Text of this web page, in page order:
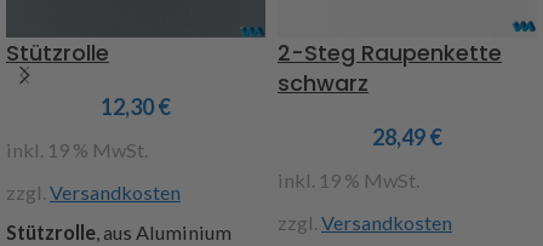
Stützrolle
12,30€
inkl. 19 % MwSt.
zzgl. Versandkosten
Stützrolle, aus Aluminium
2-Steg Raupenkette
schwarz
28,49€
inkl. 19 % MwSt.
zzgl. Versandkosten